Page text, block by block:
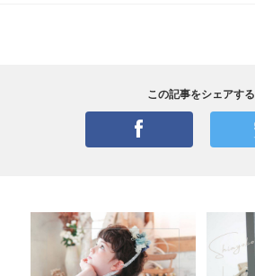
この記事をシェアする